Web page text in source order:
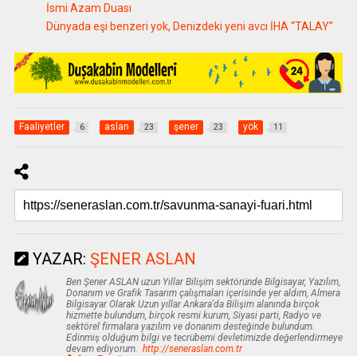
İsmi Azam Duası
Dünyada eşi benzeri yok, Denizdeki yeni avcı İHA “TALAY”
Faaliyetler 6 aslan 23 şener 23 yök 11
YAZAR: ŞENER ASLAN
Ben Şener ASLAN uzun Yıllar Bilişim sektöründe Bilgisayar, Yazılım,
Donanım ve Grafik Tasarım çalışmaları içerisinde yer aldım, Almera
Bilgisayar Olarak Uzun yıllar Ankara'da Bilişim alanında birçok
hizmette bulundum, birçok resmi kurum, Siyasi parti, Radyo ve
sektörel firmalara yazılım ve donanım desteğinde bulundum.
Edinmiş olduğum bilgi ve tecrübemi devletimizde değerlendirmeye
devam ediyorum. http://seneraslan.com.tr